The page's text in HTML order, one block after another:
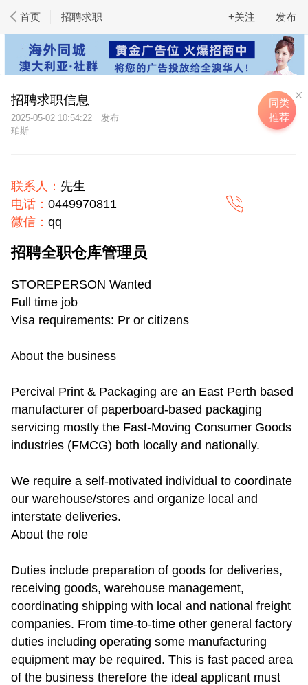
首页 招聘求职 发布
+关注
招聘求职信息
2025-05-02 10:54:22
珀斯
联系人： 先生
电话： 0449970811
微信： qq
招聘全职仓库管理员
STOREPERSON Wanted
Full time job
Visa requirements: Pr or citizens
About the business
Percival Print & Packaging are an East Perth based
manufacturer of paperboard-based packaging
servicing mostly the Fast-Moving Consumer Goods
industries (FMCG) both locally and nationally.
We require a self-motivated individual to coordinate
our warehouse/stores and organize local and
interstate deliveries.
About the role
Duties include preparation of goods for deliveries,
receiving goods, warehouse management,
coordinating shipping with local and national freight
companies. From time-to-time other general factory
duties including operating some manufacturing
equipment may be required. This is fast paced area
of the business therefore the ideal applicant must
同类
推荐